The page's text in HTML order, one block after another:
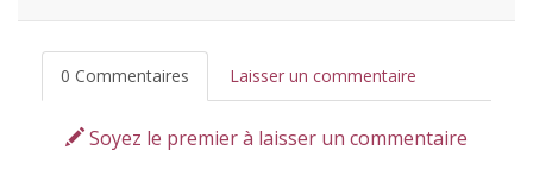
0 Commentaires Laisser un commentaire
Soyez le premier à laisser un commentaire